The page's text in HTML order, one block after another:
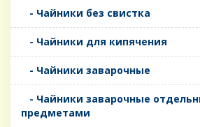
- Чайники без свистка
- Чайники для кипячения
- Чайники заварочные
- Чайники заварочные
предметами